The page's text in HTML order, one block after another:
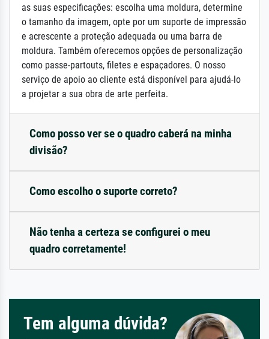
as suas especificações: escolha uma moldura, determine
o tamanho da imagem, opte por um suporte de impressão
e acrescente a proteção adequada ou uma barra de
moldura. Também oferecemos opções de personalização
como passe-partouts, filetes e espaçadores. O nosso
serviço de apoio ao cliente está disponível para ajudá-lo
a projetar a sua obra de arte perfeita.
Como posso ver se o quadro caberá na minha
divisão?
Como escolho o suporte correto?
Não tenha a certeza se configurei o meu
quadro corretamente!
Tem alguma dúvida?